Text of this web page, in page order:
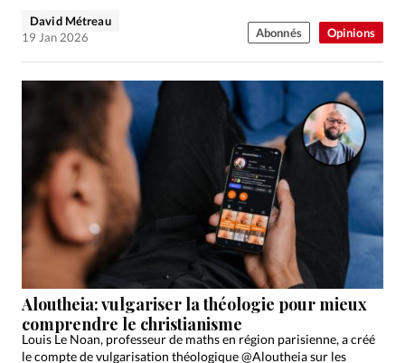
Opinions
David Métreau
19 Jan 2026
Abonnés
Aloutheia: vulgariser la théologie pour mieux
comprendre le christianisme
Louis Le Noan, professeur de maths en région parisienne, a créé
le compte de vulgarisation théologique @Aloutheia sur les